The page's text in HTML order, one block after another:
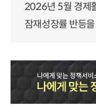
2026년 5월 경제